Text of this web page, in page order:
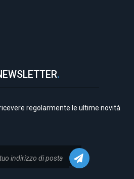
.
regolarmente le ultime novità